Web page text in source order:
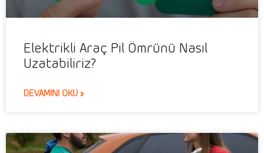
Elektrikli Araç Pil Ömrünü Nasıl
Uzatabiliriz?
DEVAMINI OKU »